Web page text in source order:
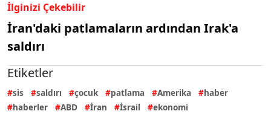
İlginizi Çekebilir
İran'daki patlamaların ardından Irak'a
saldırı
Etiketler
sis saldırı çocuk patlama Amerika
haber
haberler
ABD İran İsrail ekonomi